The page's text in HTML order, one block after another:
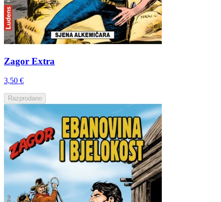
Zagor Extra
3,50 €
Razprodano